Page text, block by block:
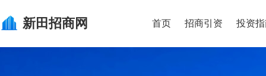
新田招商网 首页 招商引资 投资